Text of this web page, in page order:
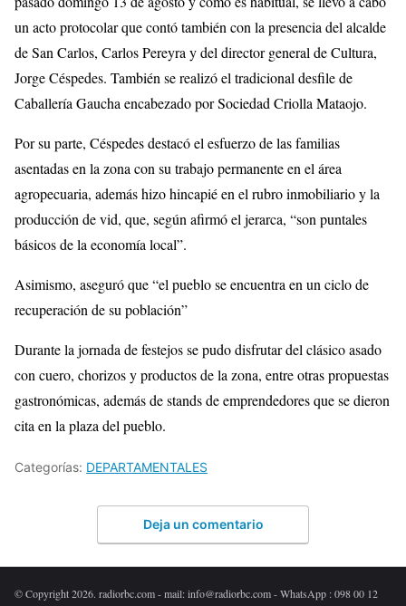
un acto protocolar que contó también con la presencia del alcalde
de San Carlos, Carlos Pereyra y del director general de Cultura,
Jorge Céspedes. También se realizó el tradicional desfile de
Caballería Gaucha encabezado por Sociedad Criolla Mataojo.
Por su parte, Céspedes destacó el esfuerzo de las familias
asentadas en la zona con su trabajo permanente en el área
agropecuaria, además hizo hincapié en el rubro inmobiliario y la
producción de vid, que, según afirmó el jerarca, “son puntales
básicos de la economía local”.
Asimismo, aseguró que “el pueblo se encuentra en un ciclo de
recuperación de su población”
Durante la jornada de festejos se pudo disfrutar del clásico asado
con cuero, chorizos y productos de la zona, entre otras propuestas
gastronómicas, además de stands de emprendedores que se dieron
cita en la plaza del pueblo.
Categorías: DEPARTAMENTALES
Deja un comentario
© Copyright 2026. radiorbc.com - mail: info@radiorbc.com - WhatsApp : 098 00 12